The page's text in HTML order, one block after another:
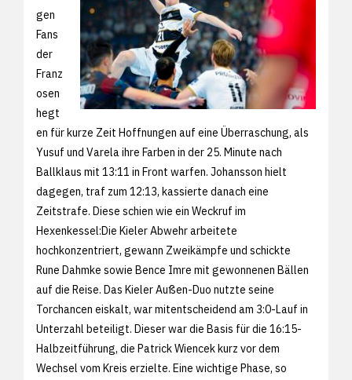
gen
Fans
der
Franz
osen
hegt
en für kurze Zeit Hoffnungen auf eine Überraschung, als
Yusuf und Varela ihre Farben in der 25. Minute nach
Ballklaus mit 13:11 in Front warfen. Johansson hielt
dagegen, traf zum 12:13, kassierte danach eine
Zeitstrafe. Diese schien wie ein Weckruf im
Hexenkessel:Die Kieler Abwehr arbeitete
hochkonzentriert, gewann Zweikämpfe und schickte
Rune Dahmke sowie Bence Imre mit gewonnenen Bällen
auf die Reise. Das Kieler Außen-Duo nutzte seine
Torchancen eiskalt, war mitentscheidend am 3:0-Lauf in
Unterzahl beteiligt. Dieser war die Basis für die 16:15-
Halbzeitführung, die Patrick Wiencek kurz vor dem
Wechsel vom Kreis erzielte. Eine wichtige Phase, so